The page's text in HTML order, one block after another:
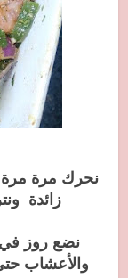
نحرك مرة مرة
زائدة
نضع روز في
والأعشاب